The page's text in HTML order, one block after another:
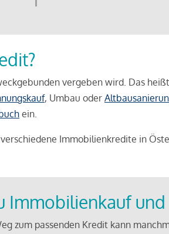
vergeben wird. Das
, Umbau oder
ein.
Immobilienkredite in
Immobilienkauf
zum passenden Kredit kann